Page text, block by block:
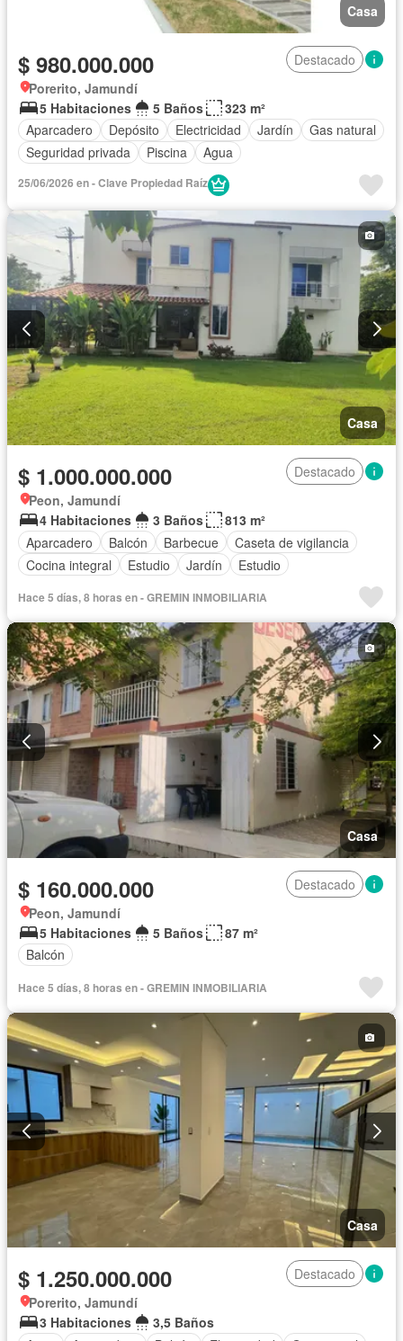
Casa
$ 980.000.000
Destacado
Porerito, Jamundí
5 Habitaciones
5 Baños
323 m²
Aparcadero
Depósito Electricidad Jardín
Gas natural
Seguridad privada
Piscina Agua
25/06/2026 en - Clave Propiedad Raíz
Casa
$ 1.000.000.000
Destacado
Peon, Jamundí
4 Habitaciones
3 Baños
813 m²
Aparcadero
Balcón Barbecue
Caseta de vigilancia
Cocina integral
Estudio Jardín Estudio
Hace 5 días, 8 horas en - GREMIN INMOBILIARIA
Casa
$ 160.000.000
Destacado
Peon, Jamundí
5 Habitaciones
5 Baños
87 m²
Balcón
Hace 5 días, 8 horas en - GREMIN INMOBILIARIA
Casa
$ 1.250.000.000
Destacado
Porerito, Jamundí
3 Habitaciones
3,5 Baños